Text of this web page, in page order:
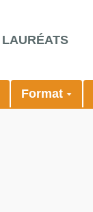
LAURÉATS
Format